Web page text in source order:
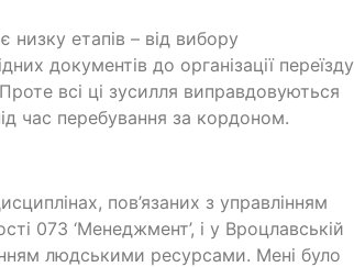
низку етапів – від вибору
документів до організації переїзду
всі ці зусилля виправдовуються
час перебування за кордоном.
пов’язаних з управлінням
073 ‘Менеджмент’, і у Вроцлавській
людськими ресурсами. Мені було